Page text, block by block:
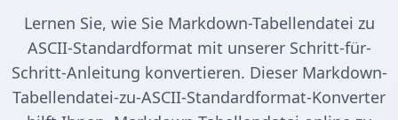
Lernen Sie, wie Sie Markdown-Tabellendatei zu
ASCII-Standardformat mit unserer Schritt-für-
Schritt-Anleitung konvertieren. Dieser Markdown-
Tabellendatei-zu-ASCII-Standardformat-Konverter